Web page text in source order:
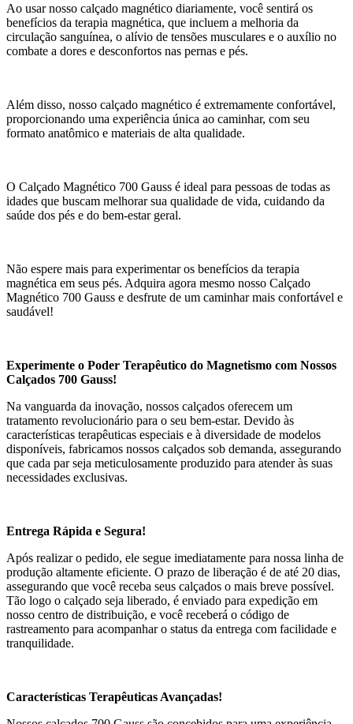
Ao usar nosso calçado magnético diariamente, você sentirá os
benefícios da terapia magnética, que incluem a melhoria da
circulação sanguínea, o alívio de tensões musculares e o auxílio no
combate a dores e desconfortos nas pernas e pés.
Além disso, nosso calçado magnético é extremamente confortável,
proporcionando uma experiência única ao caminhar, com seu
formato anatômico e materiais de alta qualidade.
O Calçado Magnético 700 Gauss é ideal para pessoas de todas as
idades que buscam melhorar sua qualidade de vida, cuidando da
saúde dos pés e do bem-estar geral.
Não espere mais para experimentar os benefícios da terapia
magnética em seus pés. Adquira agora mesmo nosso Calçado
Magnético 700 Gauss e desfrute de um caminhar mais confortável e
saudável!
Experimente o Poder Terapêutico do Magnetismo com Nossos
Calçados 700 Gauss!
Na vanguarda da inovação, nossos calçados oferecem um
tratamento revolucionário para o seu bem-estar. Devido às
características terapêuticas especiais e à diversidade de modelos
disponíveis, fabricamos nossos calçados sob demanda, assegurando
que cada par seja meticulosamente produzido para atender às suas
necessidades exclusivas.
Entrega Rápida e Segura!
Após realizar o pedido, ele segue imediatamente para nossa linha de
produção altamente eficiente. O prazo de liberação é de até 20 dias,
assegurando que você receba seus calçados o mais breve possível.
Tão logo o calçado seja liberado, é enviado para expedição em
nosso centro de distribuição, e você receberá o código de
rastreamento para acompanhar o status da entrega com facilidade e
tranquilidade.
Características Terapêuticas Avançadas!